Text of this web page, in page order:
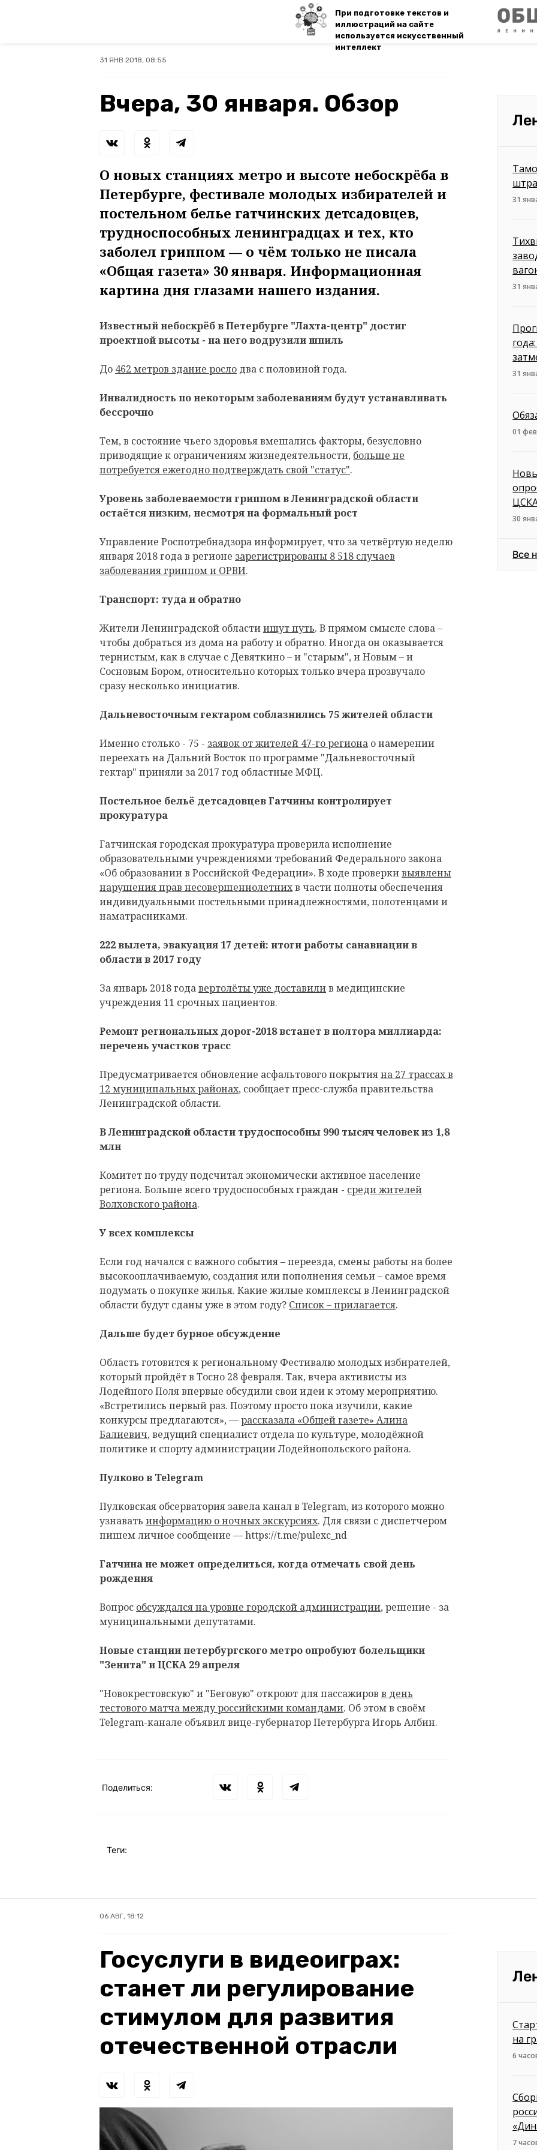
При подготовке текстов и
иллюстраций на сайте
используется искусственный
интеллект
31 ЯНВ 2018, 08:55
Вчера, 30 января. Обзор
О новых станциях метро и высоте небоскрёба в
Петербурге, фестивале молодых избирателей и
постельном белье гатчинских детсадовцев,
трудноспособных ленинградцах и тех, кто
заболел гриппом — о чём только не писала
«Общая газета» 30 января. Информационная
картина дня глазами нашего издания.
Известный небоскрёб в Петербурге "Лахта-центр" достиг
проектной высоты - на него водрузили шпиль
До 462 метров здание росло два с половиной года.
Инвалидность по некоторым заболеваниям будут устанавливать
бессрочно
Тем, в состояние чьего здоровья вмешались факторы, безусловно
приводящие к ограничениям жизнедеятельности, больше не
потребуется ежегодно подтверждать свой "статус".
Уровень заболеваемости гриппом в Ленинградской области
остаётся низким, несмотря на формальный рост
Управление Роспотребнадзора информирует, что за четвёртую неделю
января 2018 года в регионе зарегистрированы 8 518 случаев
заболевания гриппом и ОРВИ.
Транспорт: туда и обратно
Жители Ленинградской областиищут путь. В прямом смысле слова –
чтобы добраться из дома на работу и обратно. Иногда он оказывается
тернистым, как в случае с Девяткино – и "старым", и Новым – и
Сосновым Бором, относительно которых только вчера прозвучало
сразу несколько инициатив.
Дальневосточным гектаром соблазнились 75 жителей области
Именно столько - 75 - заявок от жителей 47-го региона о намерении
переехать на Дальний Восток по программе "Дальневосточный
гектар" приняли за 2017 год областные МФЦ.
Постельное бельё детсадовцев Гатчины контролирует
прокуратура
Гатчинская городская прокуратура проверила исполнение
образовательными учреждениями требований Федерального закона
«Об образовании в Российской Федерации». В ходе проверкивыявлены
нарушения прав несовершеннолетнихв части полноты обеспечения
индивидуальными постельными принадлежностями, полотенцами и
наматрасниками.
222 вылета, эвакуация 17 детей: итоги работы санавиации в
области в 2017 году
За январь 2018 годавертолёты уже доставилив медицинские
учреждения 11 срочных пациентов.
Ремонт региональных дорог-2018 встанет в полтора миллиарда:
перечень участков трасс
Предусматривается обновление асфальтового покрытияна 27 трассах в
12 муниципальных районах, сообщает пресс-служба правительства
Ленинградской области.
В Ленинградской области трудоспособны 990 тысяч человек из 1,8
млн
Комитет по труду подсчитал экономически активное население
региона. Больше всего трудоспособных граждан - среди жителей
Волховского района.
У всех комплексы
Если год начался с важного события – переезда, смены работы на более
высокооплачиваемую, создания или пополнения семьи – самое время
подумать о покупке жилья. Какие жилые комплексы в Ленинградской
области будут сданы уже в этом году? Список – прилагается.
Дальше будет бурное обсуждение
Область готовится к региональному Фестивалю молодых избирателей,
который пройдёт в Тосно 28 февраля. Так, вчера активисты из
Лодейного Поля впервые обсудили свои идеи к этому мероприятию.
«Встретились первый раз. Поэтому просто пока изучили, какие
конкурсы предлагаются», —рассказала «Общей газете» Алина
Балиевич, ведущий специалист отдела по культуре, молодёжной
политике и спорту администрации Лодейнопольского района.
Пулково в Telegram
Пулковская обсерватория завела канал в Telegram, из которого можно
узнавать информацию о ночных экскурсиях. Для связи с диспетчером
пишем личное сообщение — https://t.me/pulexc_nd
Гатчина не может определиться, когда отмечать свой день
рождения
Вопрос обсуждался на уровне городской администрации, решение - за
муниципальными депутатами.
Новые станции петербургского метро опробуют болельщики
"Зенита" и ЦСКА 29 апреля
"Новокрестовскую" и "Беговую" откроют для пассажиров в день
тестового матча между российскими командами. Об этом в своём
Telegram-канале объявил вице-губернатор Петербурга Игорь Албин.
Поделиться:
Теги:
31
31
31
01
30
Все
06 АВГ, 18:12
Госуслуги в видеоиграх:
станет ли регулирование
стимулом для развития
отечественной отрасли
на
6
7